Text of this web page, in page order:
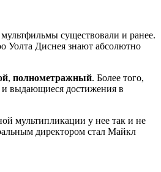
существовали и ранее.
Уолта Диснея знают абсолютно
, полнометражный. Более того,
и выдающиеся достижения в
мультипликации у нее так и не
директором стал Майкл